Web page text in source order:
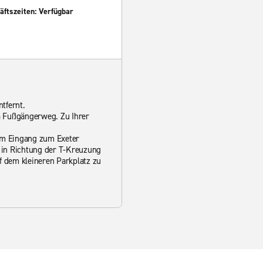
Verfügbar
Zu Ihrer
Eingang zum Exeter
Richtung der T-Kreuzung
kleineren Parkplatz zu